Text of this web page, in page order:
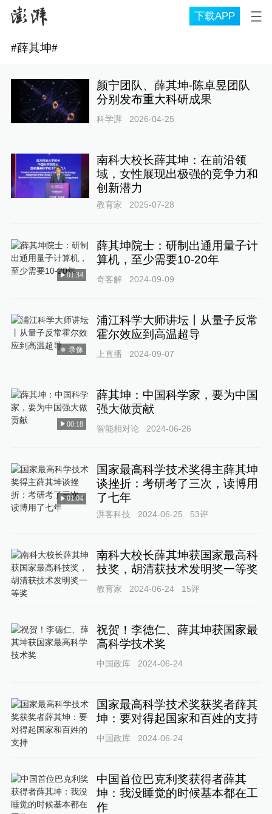
下载APP
#薛其坤#
颜宁团队、薛其坤-陈卓昱团队
分别发布重大科研成果
科学湃 2026-04-25
南科大校长薛其坤：在前沿领
域，女性展现出极强的竞争力和
创新潜力
教育家 2025-07-28
01:34
薛其坤院士：研制出通用量子计
算机，至少需要10-20年
奇客解 2024-09-09
录像
浦江科学大师讲坛丨从量子反常
霍尔效应到高温超导
上直播 2024-09-07
00:18
薛其坤：中国科学家，要为中国
强大做贡献
智能相对论 2024-06-26
01:04
国家最高科学技术奖得主薛其坤
谈挫折：考研考了三次，读博用
了七年
湃客科技 2024-06-25 53评
南科大校长薛其坤获国家最高科
技奖，胡清获技术发明奖一等奖
教育家 2024-06-24 15评
祝贺！李德仁、薛其坤获国家最
高科学技术奖
中国政库 2024-06-24
国家最高科学技术奖获奖者薛其
坤：要对得起国家和百姓的支持
中国政库 2024-06-24
中国首位巴克利奖获得者薛其
坤：我没睡觉的时候基本都在工
作